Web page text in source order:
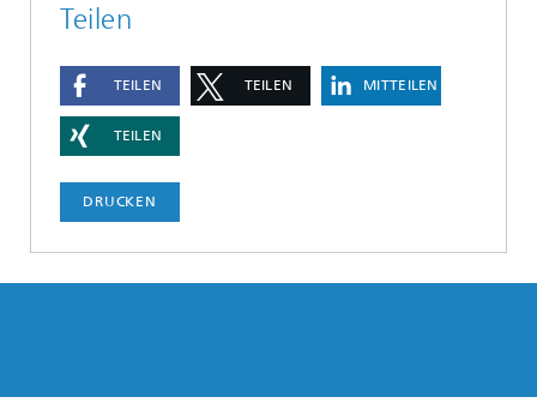
Teilen
TEILEN TEILEN MITTEILEN
TEILEN
DRUCKEN